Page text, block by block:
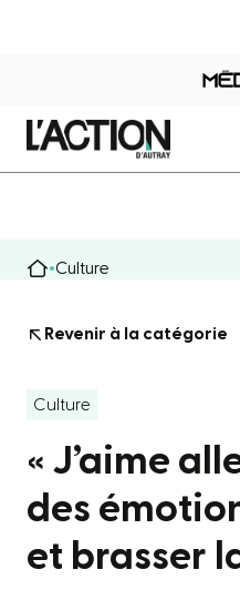
Culture
Revenir à la catégorie
Culture
« J’aime
des
et brasser